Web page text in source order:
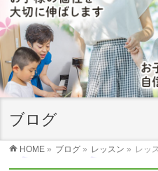
ブログ
HOME » ブログ » レッスン » レッ